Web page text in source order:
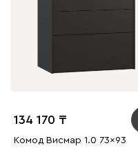
134 170
Комод Висмар 1.0 73x93